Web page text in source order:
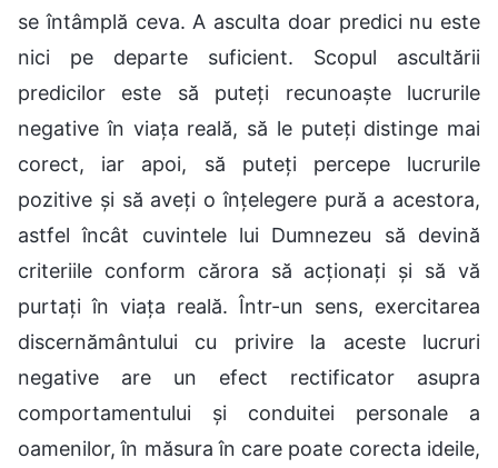
se întâmplă ceva. A asculta doar predici nu este
nici pe departe suficient. Scopul ascultării
predicilor este să puteți recunoaște lucrurile
negative în viața reală, să le puteți distinge mai
corect, iar apoi, să puteți percepe lucrurile
pozitive și să aveți o înțelegere pură a acestora,
astfel încât cuvintele lui Dumnezeu să devină
criteriile conform cărora să acționați și să vă
purtați în viața reală. Într-un sens, exercitarea
discernământului cu privire la aceste lucruri
negative are un efect rectificator asupra
comportamentului și conduitei personale a
oamenilor, în măsura în care poate corecta ideile,